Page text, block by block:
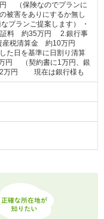
（保険なのでプランに
被害をありにするか無し
ンご提案します） ・
証料 約35万円 2.銀行事
産税清算金 約10万円
た日を基準に日割り清算
円 （契約書に1万円、銀
2万円 現在は銀行様も